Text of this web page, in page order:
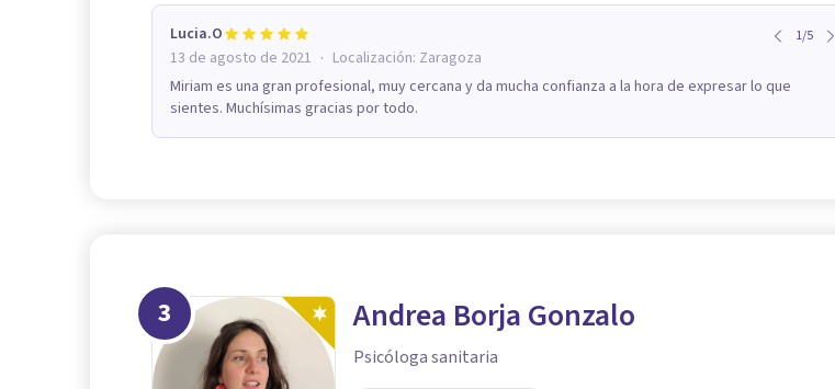
Lucia.O 1/5
13 de agosto de 2021 · Localización: Zaragoza
Miriam es una gran profesional, muy cercana y da mucha confianza a la hora de expresar lo que
sientes. Muchísimas gracias por todo.
3 Andrea Borja Gonzalo
Psicóloga sanitaria